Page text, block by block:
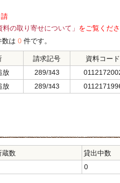
料の取り寄せについて」 をご覧くだ
数は 0 件です。
請求記号
資料コード
放 289/ﾖ43
放 289/ﾖ43
蔵数
貸出中数
0